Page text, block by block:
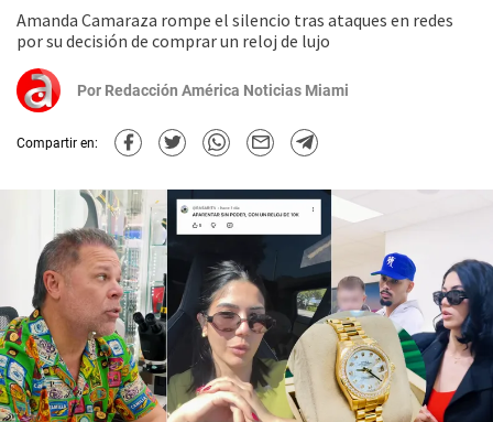
Amanda Camaraza rompe el silencio tras ataques en redes
por su decisión de comprar un reloj de lujo
Por Redacción América Noticias Miami
Compartir en: